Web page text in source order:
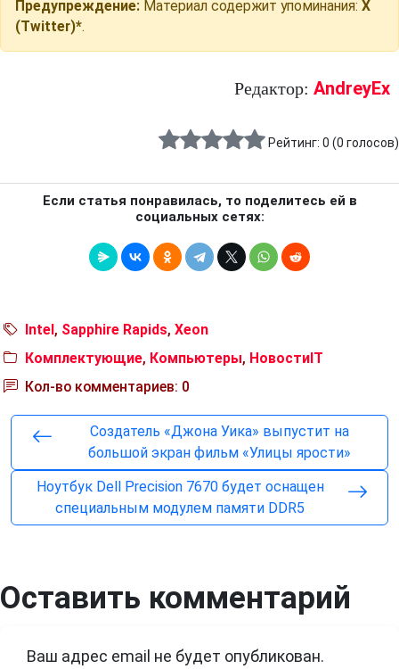
Предупреждение: Материал содержит упоминания: X
(Twitter)*.
Редактор: AndreyEx
Рейтинг: 0 (0 голосов)
Если статья понравилась, то поделитесь ей в
социальных сетях:
Intel, Sapphire Rapids, Xeon
Комплектующие, Компьютеры, НовостиIT
Кол-во комментариев: 0
Создатель «Джона Уика» выпустит на
большой экран фильм «Улицы ярости»
Ноутбук Dell Precision 7670 будет оснащен
специальным модулем памяти DDR5
Оставить комментарий
Ваш адрес email не будет опубликован.